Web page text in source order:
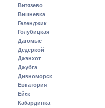
Витязево
Вишневка
Геленджик
Голубицкая
Дагомыс
Дедеркой
Джанхот
Джубга
Дивноморск
Евпатория
Ейск
Кабардинка